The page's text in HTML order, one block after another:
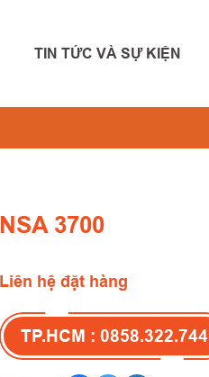
TIN TỨC VÀ SỰ KIỆN
NSA 3700
Liên hệ đặt hàng
TP.HCM : 0858.322.744